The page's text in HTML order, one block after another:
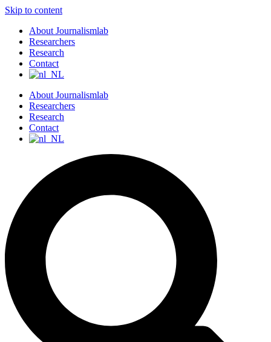
Skip to content
About Journalismlab
Researchers
Research
Contact
About Journalismlab
Researchers
Research
Contact